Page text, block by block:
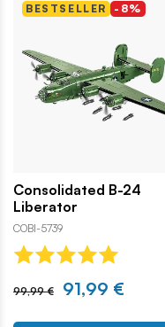
BESTSELLER -8%
Consolidated B-24
Liberator
COBI-5739
99,99 € 91,99 €